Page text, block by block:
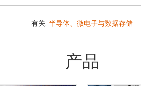
有关:半导体、微电子与数据存储
产品